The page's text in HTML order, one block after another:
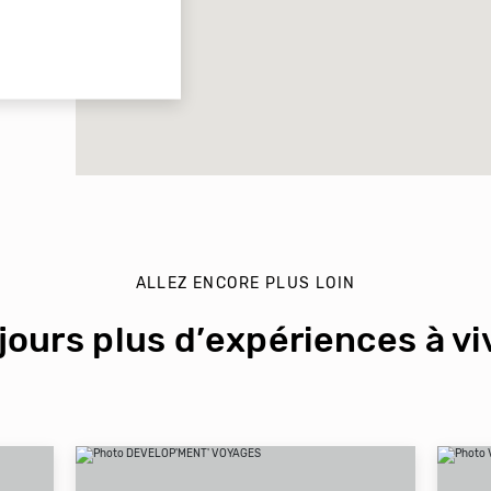
ALLEZ ENCORE PLUS LOIN
plus d’expériences à